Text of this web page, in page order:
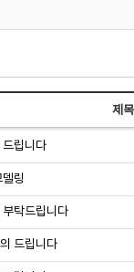
제목
드립니다
링
탁드립니다
드립니다